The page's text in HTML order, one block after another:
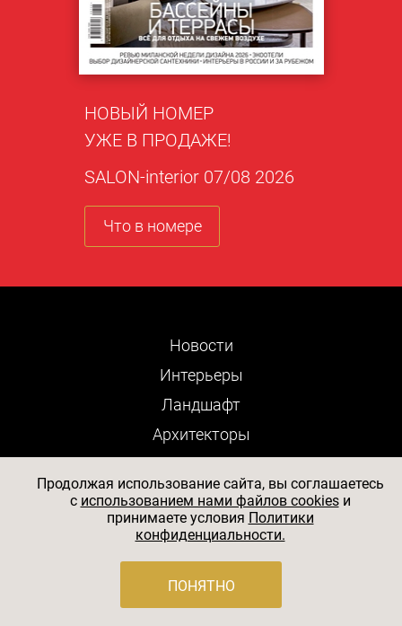
НОВЫЙ НОМЕР
УЖЕ В ПРОДАЖЕ!
SALON-interior 07/08 2026
Что в номере
Новости
Интерьеры
Ландшафт
Архитекторы
Вещи
Люди
Выставки
Отели
Рестораны
Продолжая использование сайта, вы соглашаетесь
c использованием нами файлов cookiesи
принимаете условия Политики
конфиденциальности.
ПОНЯТНО